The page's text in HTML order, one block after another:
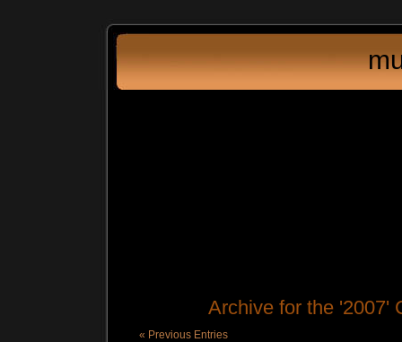
Archive for the '2007'
« Previous Entries